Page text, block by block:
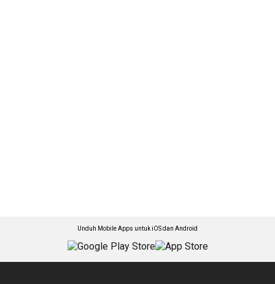
Unduh Mobile Apps untuk iOS dan Android